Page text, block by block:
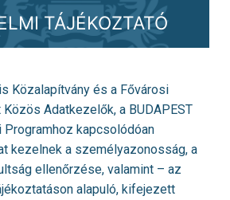
TÁJÉKOZTATÓ
Közalapítvány és a Fővárosi
Adatkezelők, a BUDAPEST
Programhoz kapcsolódóan
kezelnek a személyazonosság, a
ellenőrzése, valamint – az
alapuló, kifejezett